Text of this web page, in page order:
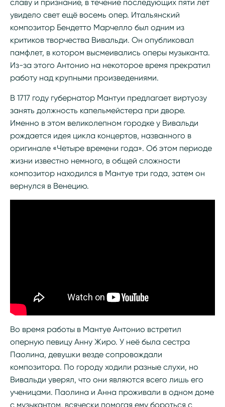
славу и признание, в течение последующих пяти лет
увидело свет ещё восемь опер. Итальянский
композитор Бендетто Марчелло был одним из
критиков творчества Вивальди. Он опубликовал
памфлет, в котором высмеивались оперы музыканта.
Из-за этого Антонио на некоторое время прекратил
работу над крупными произведениями.
В 1717 году губернатор Мантуи предлагает виртуозу
занять должность капельмейстера при дворе.
Именно в этом великолепном городке у Вивальди
рождается идея цикла концертов, названного в
оригинале «Четыре времени года». Об этом периоде
жизни известно немного, в общей сложности
композитор находился в Мантуе три года, затем он
вернулся в Венецию.
Во время работы в Мантуе Антонио встретил
оперную певицу Анну Жиро. У неё была сестра
Паолина, девушки везде сопровождали
композитора. По городу ходили разные слухи, но
Вивальди уверял, что они являются всего лишь его
ученицами. Паолина и Анна проживали в одном доме
с музыкантом, всячески помогая ему бороться с